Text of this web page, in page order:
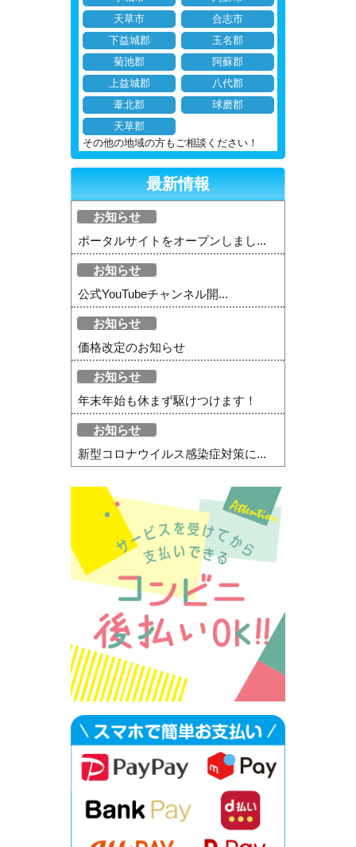
天草市
合志市
下益城郡
玉名郡
菊池郡
阿蘇郡
上益城郡
八代郡
葦北郡
球磨郡
天草郡
その他の地域の方もご相談ください！
最新情報
お知らせ
ポータルサイトをオープンしまし...
お知らせ
公式YouTubeチャンネル開...
お知らせ
価格改定のお知らせ
お知らせ
年末年始も休まず駆けつけます！
お知らせ
新型コロナウイルス感染症対策に...